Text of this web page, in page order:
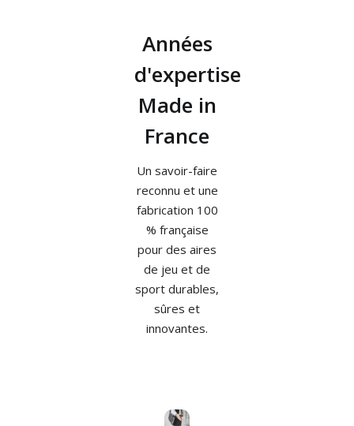
Années
d'expertise
Made in
France
Un savoir-faire
reconnu et une
fabrication 100
% française
pour des aires
de jeu et de
sport durables,
sûres et
innovantes.